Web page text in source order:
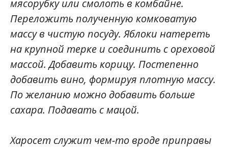
мясорубку или смолоть в комбайне.
Переложить полученную комковатую
массу в чистую посуду. Яблоки натереть
на крупной терке и соединить с ореховой
массой. Добавить корицу. Постепенно
добавить вино, формируя плотную массу.
По желанию можно добавить больше
сахара. Подавать с мацой.
Харосет служит чем-то вроде приправы